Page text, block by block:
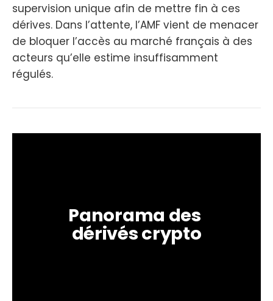
supervision unique afin de mettre fin à ces
dérives. Dans l’attente, l’AMF vient de menacer
de bloquer l’accès au marché français à des
acteurs qu’elle estime insuffisamment
régulés.
Panorama des
dérivés crypto